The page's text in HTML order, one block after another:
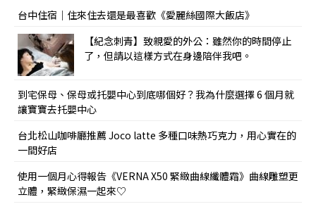
台中住宿｜住來住去還是最喜歡《愛麗絲國際大飯店》
【紀念刺青】致親愛的外公：雖然你的時間停止
了，但請以這樣方式在身邊陪伴我吧。
到宅保母、保母或托嬰中心到底哪個好？我為什麼選擇 6 個月就
讓寶寶去托嬰中心
台北松山咖啡廳推薦 Joco latte 多種口味熱巧克力，用心實在的
一間好店
使用一個月心得報告《VERNA X50 緊緻曲線纖體霜》曲線雕塑更
立體，緊緻保濕一起來♡